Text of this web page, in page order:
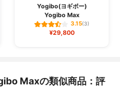
Yogibo(ヨギボー)
Yogibo Max
3.15(3)
¥29,800
Maxの類似商品：評